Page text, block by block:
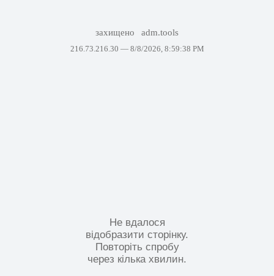
захищено adm.tools
216.73.216.30 — 8/8/2026, 8:59:38 PM
Не вдалося
відобразити сторінку.
Повторіть спробу
через кілька хвилин.